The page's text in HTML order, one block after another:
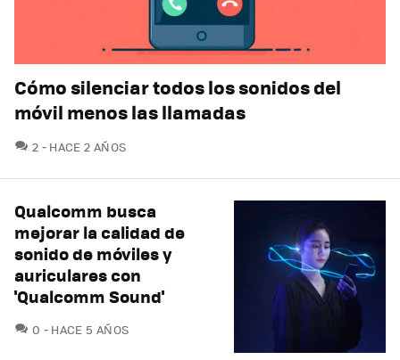
Cómo silenciar todos los sonidos del
móvil menos las llamadas
2 COMENTARIOS
HACE 2 AÑOS
Qualcomm busca
mejorar la calidad de
sonido de móviles y
auriculares con
'Qualcomm Sound'
0 COMENTARIOS
HACE 5 AÑOS